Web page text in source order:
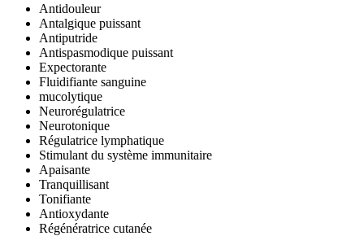
Antidouleur
Antalgique puissant
Antiputride
Antispasmodique puissant
Expectorante
Fluidifiante sanguine
mucolytique
Neurorégulatrice
Neurotonique
Régulatrice lymphatique
Stimulant du système immunitaire
Apaisante
Tranquillisant
Tonifiante
Antioxydante
Régénératrice cutanée